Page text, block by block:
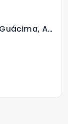
Terreno Exclusivo en Venta en La Guácima, Alajuela.